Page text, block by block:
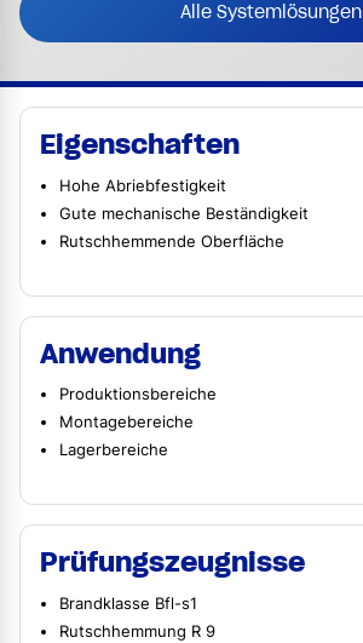
Alle Systemlösungen
Eigenschaften
Hohe Abriebfestigkeit
Gute mechanische Beständigkeit
Rutschhemmende Oberfläche
Anwendung
Produktionsbereiche
Montagebereiche
Lagerbereiche
Prüfungszeugnisse
Brandklasse Bfl-s1
Rutschhemmung R 9